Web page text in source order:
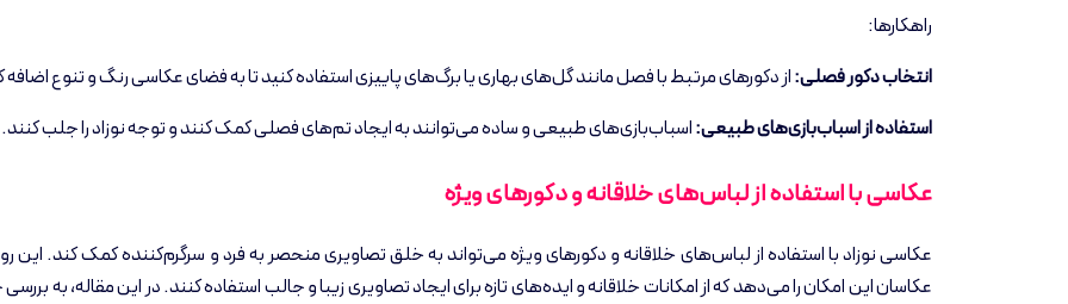
راهکارها:
انتخاب دکور فصلی:از دکورهای مرتبط با فصل مانند گل‌های بهاری یا برگ‌های پاییزی استفاده کنید تا به فضای عکاسی رنگ و تنوع اضافه
استفاده از اسباب‌بازی‌های طبیعی:اسباب‌بازی‌های طبیعی و ساده می‌توانند به ایجاد تم‌های فصلی کمک کنند و توجه نوزاد را جلب کنند.
عکاسی با استفاده از لباس‌های خلاقانه و دکورهای ویژه
عکاسی نوزاد با استفاده از لباس‌های خلاقانه و دکورهای ویژه می‌تواند به خلق تصاویری منحصر به فرد و سرگرم‌کننده کمک کند. این
عکاسان این امکان را می‌دهد که از امکانات خلاقانه و ایده‌های تازه برای ایجاد تصاویری زیبا و جالب استفاده کنند. در این مقاله، به